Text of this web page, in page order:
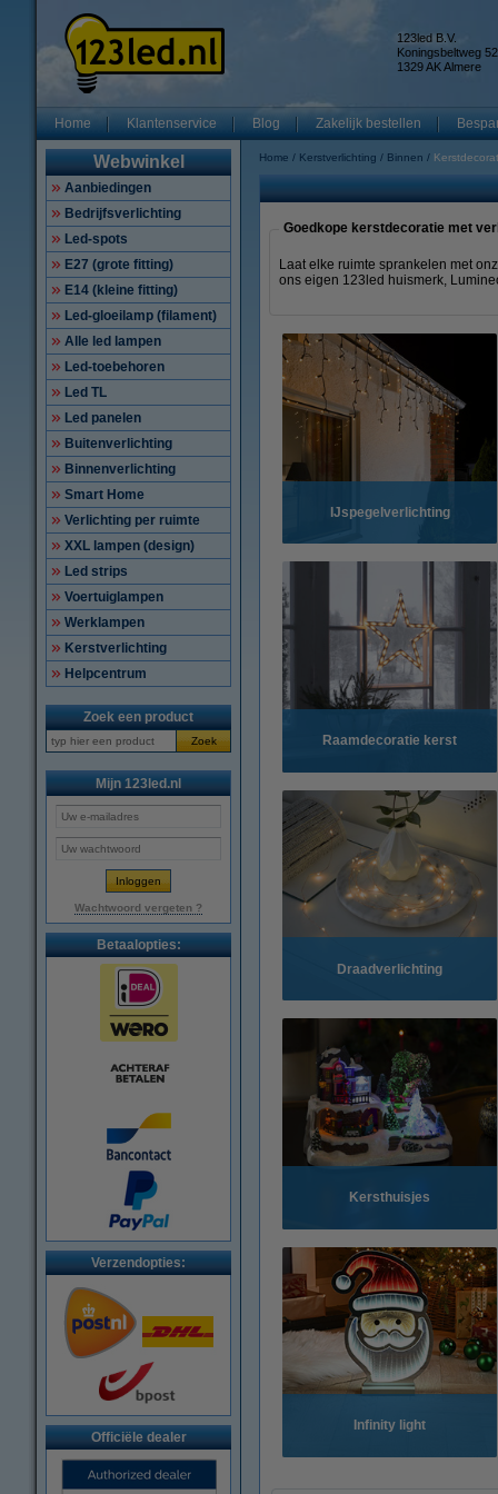
123led B.V.
Koningsbeltweg 52
1329 AK Almere
Home Klantenservice Blog Zakelijk bestellen
Webwinkel
Aanbiedingen
Bedrijfsverlichting
Led-spots
E27 (grote fitting)
E14 (kleine fitting)
Led-gloeilamp (filament)
Alle led lampen
Led-toebehoren
Led TL
Led panelen
Buitenverlichting
Binnenverlichting
Smart Home
Verlichting per ruimte
XXL lampen (design)
Led strips
Voertuiglampen
Werklampen
Kerstverlichting
Helpcentrum
Zoek een product
Zoek
Mijn 123led.nl
Wachtwoord vergeten ?
Betaalopties:
Verzendopties:
Officiële dealer
Home Kerstverlichting Binnen
Goedkope kerstdecoratie met
Laat elke ruimte sprankelen met
ons eigen 123led huismerk,
IJspegelverlichting
Raamdecoratie kerst
Draadverlichting
Kersthuisjes
Infinity light